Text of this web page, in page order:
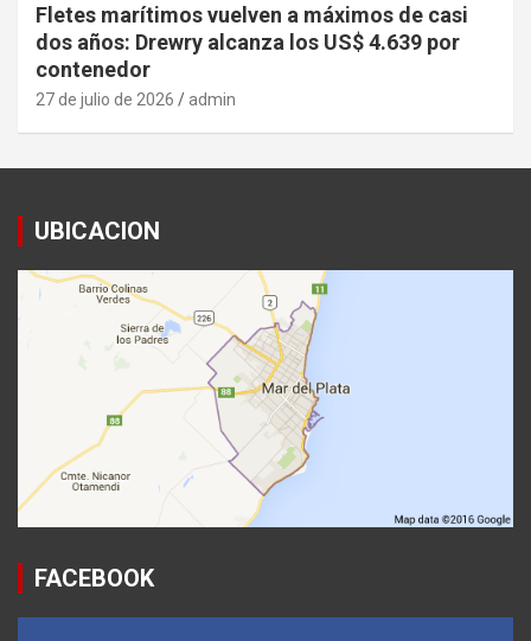
Fletes marítimos vuelven a máximos de casi
dos años: Drewry alcanza los US$ 4.639 por
contenedor
27 de julio de 2026 admin
UBICACION
FACEBOOK